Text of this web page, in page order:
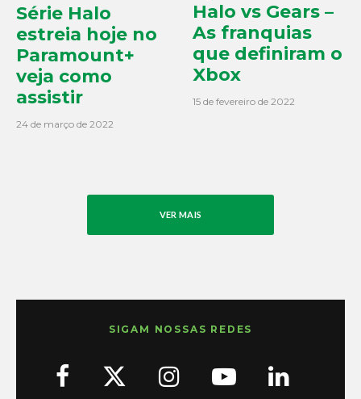
Série Halo
estreia hoje no
Paramount+
veja como
assistir
24 de março de 2022
Halo vs Gears –
As franquias
que definiram o
Xbox
15 de fevereiro de 2022
VER MAIS
SIGAM NOSSAS REDES